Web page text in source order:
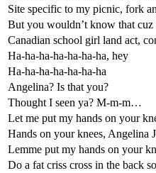
Site specific to my picnic, fork
But you wouldn’t know that cuz
Canadian school girl land act,
Ha-ha-ha-ha-ha-ha-ha, hey
Ha-ha-ha-ha-ha-ha-ha
Angelina? Is that you?
Thought I seen ya? M-m-m…
Let me put my hands on your
Hands on your knees, Angelina
Lemme put my hands on your
Do a fat criss cross in the back